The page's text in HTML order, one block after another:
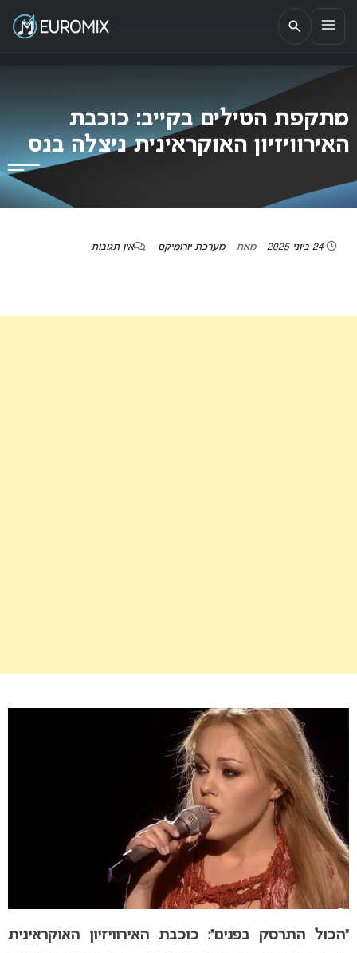
EUROMIX
אתר הבית של האירוויזיון בישראל
מתקפת הטילים בקייב: כוכבת
האירוויזיון האוקראינית ניצלה בנס
מאת מערכת יורומיקס אין תגובות
“הכול התרסק בפנים”: כוכבת האירוויזיון האוקראינית